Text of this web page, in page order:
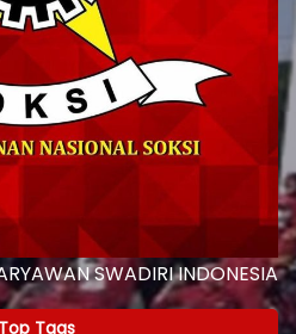
SWADIRI INDONESIA
Top Tags